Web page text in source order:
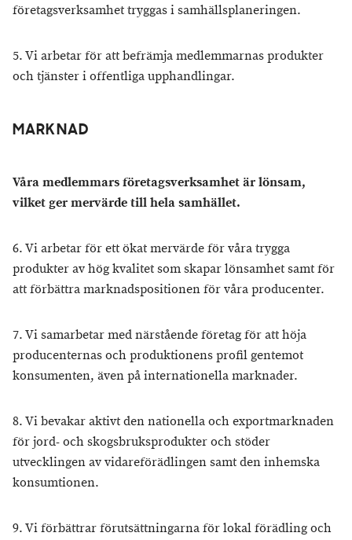
företagsverksamhet tryggas i samhällsplaneringen.
5. Vi arbetar för att befrämja medlemmarnas produkter
och tjänster i offentliga upphandlingar.
MARKNAD
Våra medlemmars företagsverksamhet är lönsam,
vilket ger mervärde till hela samhället.
6. Vi arbetar för ett ökat mervärde för våra trygga
produkter av hög kvalitet som skapar lönsamhet samt för
att förbättra marknadspositionen för våra producenter.
7. Vi samarbetar med närstående företag för att höja
producenternas och produktionens profil gentemot
konsumenten, även på internationella marknader.
8. Vi bevakar aktivt den nationella och exportmarknaden
för jord- och skogsbruksprodukter och stöder
utvecklingen av vidareförädlingen samt den inhemska
konsumtionen.
9. Vi förbättrar förutsättningarna för lokal förädling och